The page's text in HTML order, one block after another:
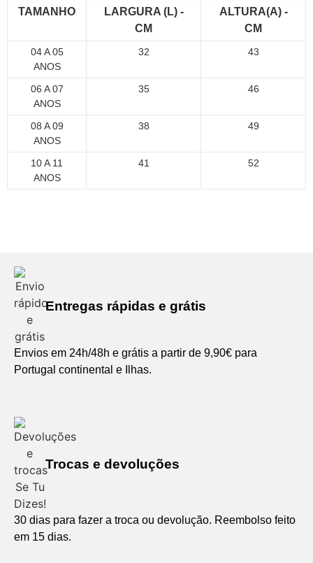
TAMANHO
LARGURA (L) -
CM
ALTURA(A) -
CM
04 A 05
ANOS
32 43
06 A 07
ANOS
35 46
08 A 09
ANOS
38 49
10 A 11
ANOS
41 52
Entregas rápidas e grátis
Envios em 24h/48h e grátis a partir de 9,90€ para
Portugal continental e Ilhas.
Trocas e devoluções
30 dias para fazer a troca ou devolução. Reembolso feito
em 15 dias.